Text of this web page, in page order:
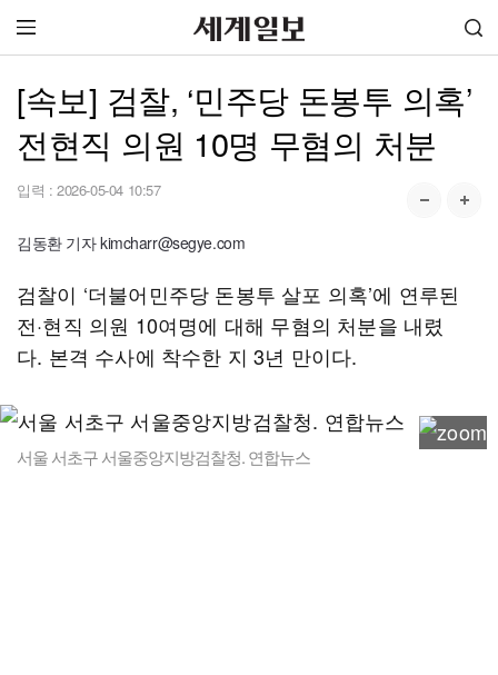
[속보] 검찰, ‘민주당 돈봉투 의혹’
전현직 의원 10명 무혐의 처분
입력 : 2026-05-04 10:57
김동환 기자 kimcharr@segye.com
검찰이 ‘더불어민주당 돈봉투 살포 의혹’에 연루된
전·현직 의원 10여명에 대해 무혐의 처분을 내렸
다. 본격 수사에 착수한 지 3년 만이다.
서울 서초구 서울중앙지방검찰청. 연합뉴스